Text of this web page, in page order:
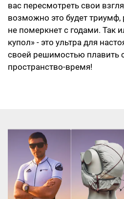
вас пересмотреть свои
возможно это будет триумф,
не померкнет с годами. Так
купол» - это ультра для
своей решимостью плавить
пространство-время!